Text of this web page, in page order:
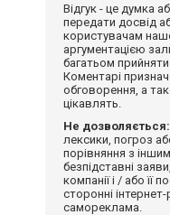
Відгук - це думка
передати досвід
користувачам
аргументацією
багатьом
Коментарі
обговорення, а
цікавлять.
Не дозволяється:
лексики, погроз
порівняння з
безпідставні
компанії і / або її
сторонні
самореклама.